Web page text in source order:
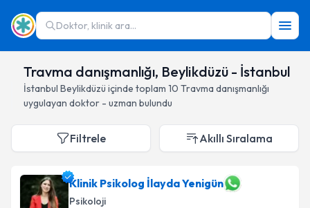
Doktor, klinik ara...
Travma danışmanlığı, Beylikdüzü - İstanbul
İstanbul Beylikdüzü içinde toplam 10 Travma danışmanlığı
uygulayan doktor - uzman bulundu
Filtrele Akıllı Sıralama
Klinik Psikolog İlayda Yenigün
Psikoloji